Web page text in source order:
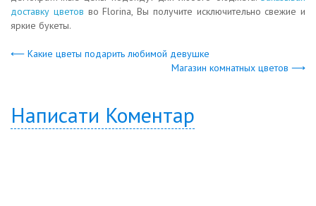
доставку цветов во Florina, Вы получите исключительно свежие и
яркие букеты.
⟵ Какие цветы подарить любимой девушке
Магазин комнатных цветов ⟶
Написати Коментар